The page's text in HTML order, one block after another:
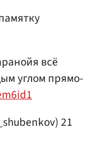
всё
углом прямо-
21